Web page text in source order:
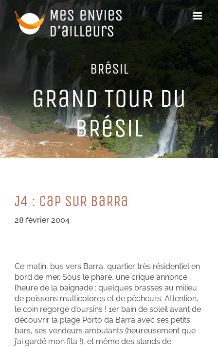
Passer
au
contenu
BRéSiL
GRaND TouR Du
BRéSiL
J4 : CaP SuR BaRRa
28 février 2004
Ce matin, bus vers Barra, quartier très résidentiel en
bord de mer. Sous le phare, une crique annonce
l’heure de la baignade : quelques brasses au milieu
de poissons multicolores et de pêcheurs. Attention,
le coin regorge d’oursins ! 1er bain de soleil avant de
découvrir la plage Porto da Barra avec ses petits
bars, ses vendeurs ambulants (heureusement que
j’ai gardé mon fita !), et même des stands de